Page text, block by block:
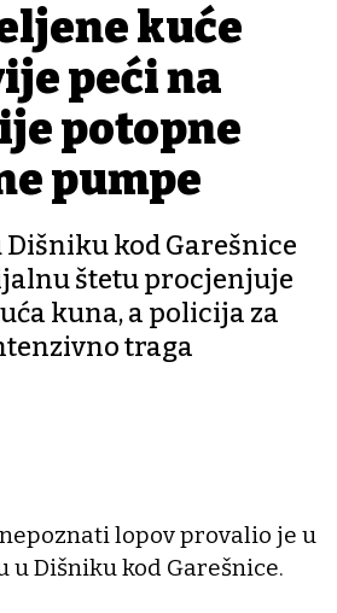
kuće
peći na
potopne
pumpe
kod Garešnice
štetu procjenjuje
kuna, a policija za
traga
lopov provalio je u
u Dišniku kod Garešnice.